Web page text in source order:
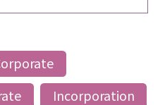
Incorporation